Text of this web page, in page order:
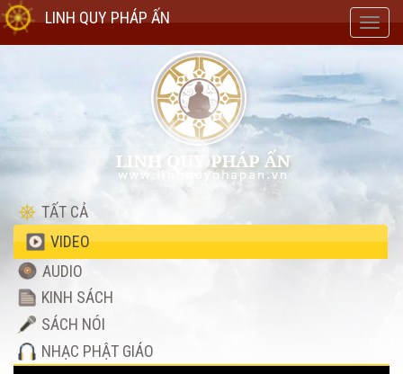
LINH QUY PHÁP ẤN
TẤT CẢ
VIDEO
AUDIO
KINH SÁCH
SÁCH NÓI
NHẠC PHẬT GIÁO